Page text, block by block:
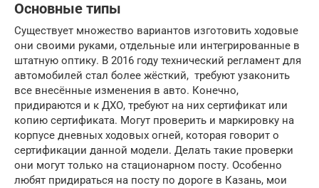
Основные типы
Существует множество вариантов изготовить ходовые
они своими руками, отдельные или интегрированные в
штатную оптику. В 2016 году технический регламент для
автомобилей стал более жёсткий, требуют узаконить
все внесённые изменения в авто. Конечно,
придираются и к ДХО, требуют на них сертификат или
копию сертификата. Могут проверить и маркировку на
корпусе дневных ходовых огней, которая говорит о
сертификации данной модели. Делать такие проверки
они могут только на стационарном посту. Особенно
любят придираться на посту по дороге в Казань, мои